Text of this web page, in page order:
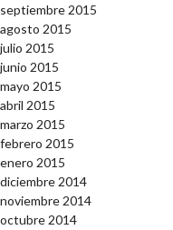
septiembre 2015
agosto 2015
julio 2015
junio 2015
mayo 2015
abril 2015
marzo 2015
febrero 2015
enero 2015
diciembre 2014
noviembre 2014
octubre 2014